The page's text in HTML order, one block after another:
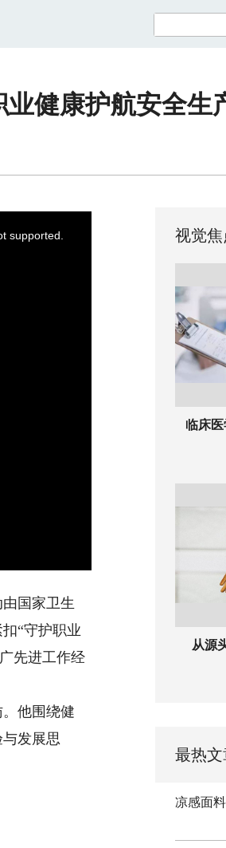
业健康护航安全生
supported.
国家卫生
“守护职业
先进工作经
他围绕健
发展思
视觉焦
临床
从源
最热文
凉感面